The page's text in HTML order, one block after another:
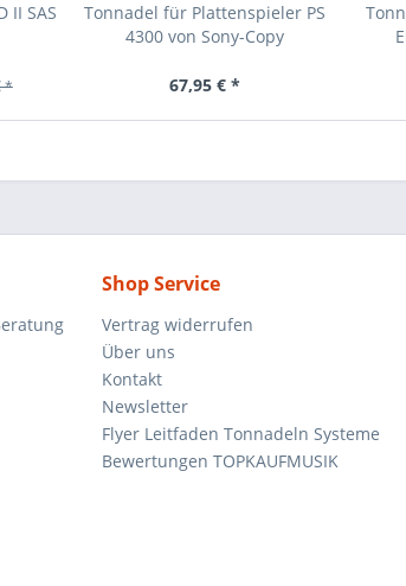
II SAS
*
Tonnadel für Plattenspieler PS
4300 von Sony-Copy
67,95 € *
Shop Service
Vertrag widerrufen
Über uns
Kontakt
Newsletter
Flyer Leitfaden Tonnadeln Systeme
Bewertungen TOPKAUFMUSIK